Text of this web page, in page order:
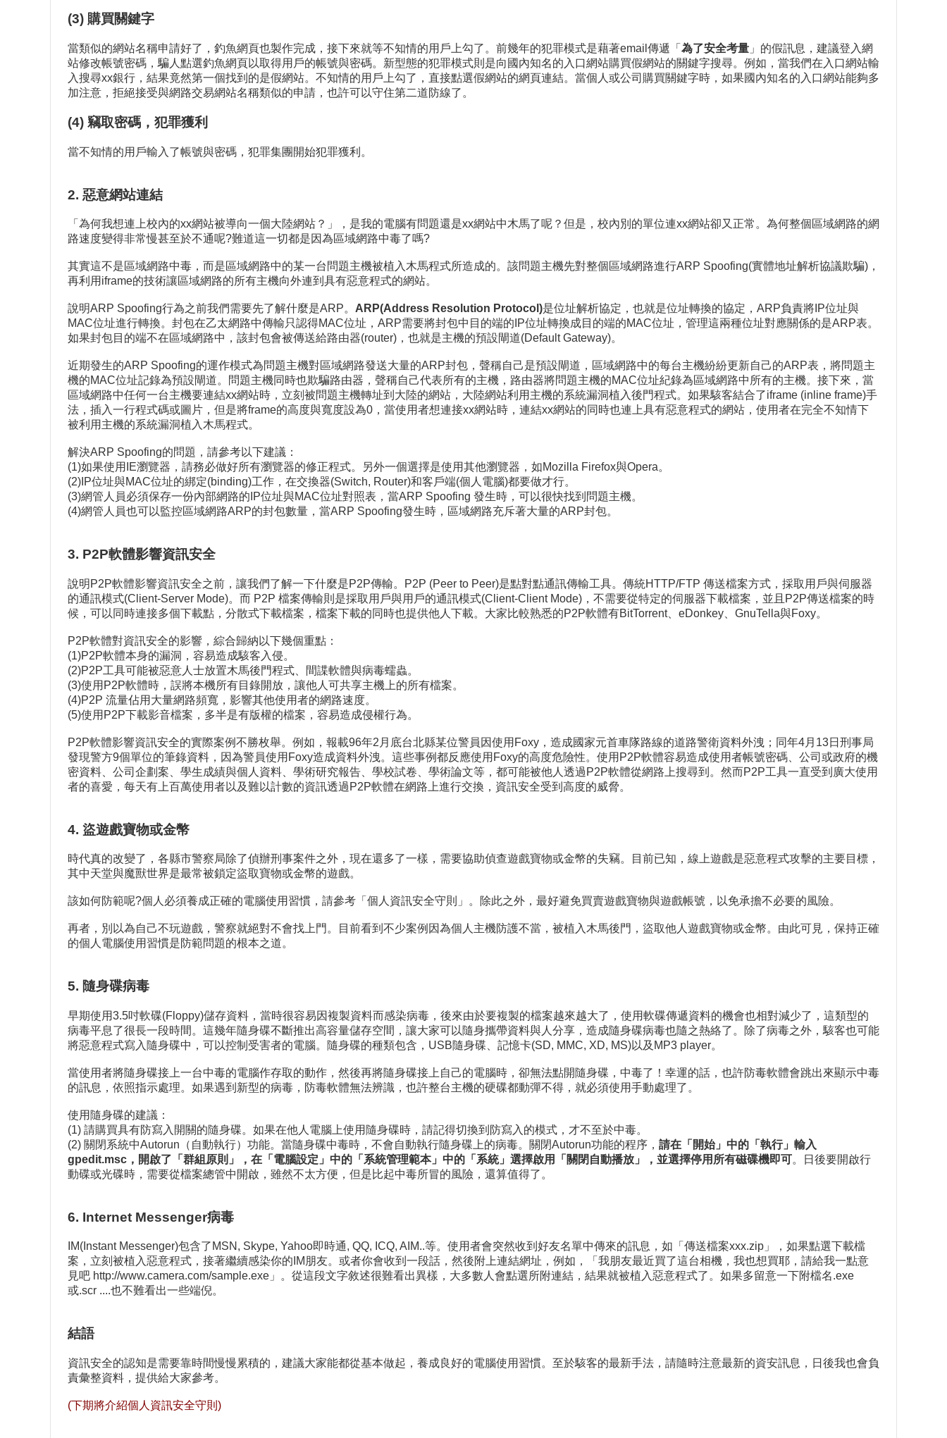
(3) 購買關鍵字
當類似的網站名稱申請好了，釣魚網頁也製作完成，接下來就等不知情的用戶上勾了。前幾年的犯罪模式是藉著email傳遞「 為了安全考量 」的假訊息，建議登入網
站修改帳號密碼，騙人點選釣魚網頁以取得用戶的帳號與密碼。新型態的犯罪模式則是向國內知名的入口網站購買假網站的關鍵字搜尋。例如，當我們在入口網站輸
入搜尋xx銀行，結果竟然第一個找到的是假網站。不知情的用戶上勾了，直接點選假網站的網頁連結。當個人或公司購買關鍵字時，如果國內知名的入口網站能夠多
加注意，拒絕接受與網路交易網站名稱類似的申請，也許可以守住第二道防線了。
(4) 竊取密碼，犯罪獲利
當不知情的用戶輸入了帳號與密碼，犯罪集團開始犯罪獲利。
2. 惡意網站連結
「為何我想連上校內的xx網站被導向一個大陸網站？」，是我的電腦有問題還是xx網站中木馬了呢？但是，校內別的單位連xx網站卻又正常。為何整個區域網路的網
路速度變得非常慢甚至於不通呢?難道這一切都是因為區域網路中毒了嗎?
其實這不是區域網路中毒，而是區域網路中的某一台問題主機被植入木馬程式所造成的。該問題主機先對整個區域網路進行ARP Spoofing(實體地址解析協議欺騙)，
再利用iframe的技術讓區域網路的所有主機向外連到具有惡意程式的網站。
說明ARP Spoofing行為之前我們需要先了解什麼是ARP。 ARP(Address Resolution Protocol)是位址解析協定，也就是位址轉換的協定，ARP負責將IP位址與
MAC位址進行轉換。封包在乙太網路中傳輸只認得MAC位址，ARP需要將封包中目的端的IP位址轉換成目的端的MAC位址，管理這兩種位址對應關係的是ARP表。
如果封包目的端不在區域網路中，該封包會被傳送給路由器(router)，也就是主機的預設閘道(Default Gateway)。
近期發生的ARP Spoofing的運作模式為問題主機對區域網路發送大量的ARP封包，聲稱自己是預設閘道，區域網路中的每台主機紛紛更新自己的ARP表，將問題主
機的MAC位址記錄為預設閘道。問題主機同時也欺騙路由器，聲稱自己代表所有的主機，路由器將問題主機的MAC位址紀錄為區域網路中所有的主機。接下來，當
區域網路中任何一台主機要連結xx網站時，立刻被問題主機轉址到大陸的網站，大陸網站利用主機的系統漏洞植入後門程式。如果駭客結合了iframe (inline frame)手
法，插入一行程式碼或圖片，但是將frame的高度與寬度設為0，當使用者想連接xx網站時，連結xx網站的同時也連上具有惡意程式的網站，使用者在完全不知情下
被利用主機的系統漏洞植入木馬程式。
解決ARP Spoofing的問題，請參考以下建議：
(1)如果使用IE瀏覽器，請務必做好所有瀏覽器的修正程式。另外一個選擇是使用其他瀏覽器，如Mozilla Firefox與Opera。
(2)IP位址與MAC位址的綁定(binding)工作，在交換器(Switch, Router)和客戶端(個人電腦)都要做才行。
(3)網管人員必須保存一份內部網路的IP位址與MAC位址對照表，當ARP Spoofing 發生時，可以很快找到問題主機。
(4)網管人員也可以監控區域網路ARP的封包數量，當ARP Spoofing發生時，區域網路充斥著大量的ARP封包。
3. P2P軟體影響資訊安全
說明P2P軟體影響資訊安全之前，讓我們了解一下什麼是P2P傳輸。P2P (Peer to Peer)是點對點通訊傳輸工具。傳統HTTP/FTP 傳送檔案方式，採取用戶與伺服器
的通訊模式(Client-Server Mode)。而 P2P 檔案傳輸則是採取用戶與用戶的通訊模式(Client-Client Mode)，不需要從特定的伺服器下載檔案，並且P2P傳送檔案的時
候，可以同時連接多個下載點，分散式下載檔案，檔案下載的同時也提供他人下載。大家比較熟悉的P2P軟體有BitTorrent、eDonkey、GnuTella與Foxy。
P2P軟體對資訊安全的影響，綜合歸納以下幾個重點：
(1)P2P軟體本身的漏洞，容易造成駭客入侵。
(2)P2P工具可能被惡意人士放置木馬後門程式、間諜軟體與病毒蠕蟲。
(3)使用P2P軟體時，誤將本機所有目錄開放，讓他人可共享主機上的所有檔案。
(4)P2P 流量佔用大量網路頻寬，影響其他使用者的網路速度。
(5)使用P2P下載影音檔案，多半是有版權的檔案，容易造成侵權行為。
P2P軟體影響資訊安全的實際案例不勝枚舉。例如，報載96年2月底台北縣某位警員因使用Foxy，造成國家元首車隊路線的道路警衛資料外洩；同年4月13日刑事局
發現警方9個單位的筆錄資料，因為警員使用Foxy造成資料外洩。這些事例都反應使用Foxy的高度危險性。使用P2P軟體容易造成使用者帳號密碼、公司或政府的機
密資料、公司企劃案、學生成績與個人資料、學術研究報告、學校試卷、學術論文等，都可能被他人透過P2P軟體從網路上搜尋到。然而P2P工具一直受到廣大使用
者的喜愛，每天有上百萬使用者以及難以計數的資訊透過P2P軟體在網路上進行交換，資訊安全受到高度的威脅。
4. 盜遊戲寶物或金幣
時代真的改變了，各縣市警察局除了偵辦刑事案件之外，現在還多了一樣，需要協助偵查遊戲寶物或金幣的失竊。目前已知，線上遊戲是惡意程式攻擊的主要目標，
其中天堂與魔獸世界是最常被鎖定盜取寶物或金幣的遊戲。
該如何防範呢?個人必須養成正確的電腦使用習慣，請參考「個人資訊安全守則」。除此之外，最好避免買賣遊戲寶物與遊戲帳號，以免承擔不必要的風險。
再者，別以為自己不玩遊戲，警察就絕對不會找上門。目前看到不少案例因為個人主機防護不當，被植入木馬後門，盜取他人遊戲寶物或金幣。由此可見，保持正確
的個人電腦使用習慣是防範問題的根本之道。
5. 隨身碟病毒
早期使用3.5吋軟碟(Floppy)儲存資料，當時很容易因複製資料而感染病毒，後來由於要複製的檔案越來越大了，使用軟碟傳遞資料的機會也相對減少了，這類型的
病毒平息了很長一段時間。這幾年隨身碟不斷推出高容量儲存空間，讓大家可以隨身攜帶資料與人分享，造成隨身碟病毒也隨之熱絡了。除了病毒之外，駭客也可能
將惡意程式寫入隨身碟中，可以控制受害者的電腦。隨身碟的種類包含，USB隨身碟、記憶卡(SD, MMC, XD, MS)以及MP3 player。
當使用者將隨身碟接上一台中毒的電腦作存取的動作，然後再將隨身碟接上自己的電腦時，卻無法點開隨身碟，中毒了！幸運的話，也許防毒軟體會跳出來顯示中毒
的訊息，依照指示處理。如果遇到新型的病毒，防毒軟體無法辨識，也許整台主機的硬碟都動彈不得，就必須使用手動處理了。
使用隨身碟的建議：
(1) 請購買具有防寫入開關的隨身碟。如果在他人電腦上使用隨身碟時，請記得切換到防寫入的模式，才不至於中毒。
(2) 關閉系統中Autorun（自動執行）功能。當隨身碟中毒時，不會自動執行隨身碟上的病毒。關閉Autorun功能的程序， 請在「開始」中的「執行」輸入
gpedit.msc，開啟了「群組原則」，在「電腦設定」中的「系統管理範本」中的「系統」選擇啟用「關閉自動播放」，並選擇停用所有磁碟機即可。日後要開啟行
動碟或光碟時，需要從檔案總管中開啟，雖然不太方便，但是比起中毒所冒的風險，還算值得了。
6. Internet Messenger病毒
IM(Instant Messenger)包含了MSN, Skype, Yahoo即時通, QQ, ICQ, AIM..等。使用者會突然收到好友名單中傳來的訊息，如「傳送檔案xxx.zip」，如果點選下載檔
案，立刻被植入惡意程式，接著繼續感染你的IM朋友。或者你會收到一段話，然後附上連結網址，例如，「我朋友最近買了這台相機，我也想買耶，請給我一點意
見吧 http://www.camera.com/sample.exe」。從這段文字敘述很難看出異樣，大多數人會點選所附連結，結果就被植入惡意程式了。如果多留意一下附檔名.exe
或.scr ....也不難看出一些端倪。
結語
資訊安全的認知是需要靠時間慢慢累積的，建議大家能都從基本做起，養成良好的電腦使用習慣。至於駭客的最新手法，請隨時注意最新的資安訊息，日後我也會負
責彙整資料，提供給大家參考。
(下期將介紹個人資訊安全守則)